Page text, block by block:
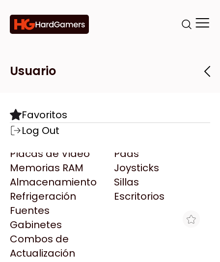
Categorías
Componentes
Motherboards
Microprocesadores
Placas de Video
Memorias RAM
Almacenamiento
Refrigeración
Fuentes
Gabinetes
Combos de
Actualización
Pads
Joysticks
Sillas
Escritorios
Marcas
Todas las Marcas
AMD
AULA
Acer
Adata
AeroCool
Antec
Arkham
Asrock
Tiendas
Destacadas
Usuario
Favoritos
Log Out
AURICULAR INALAMBRICO AULA G7
PRO WHITE USB BLUETOOTH 2.4GHZ